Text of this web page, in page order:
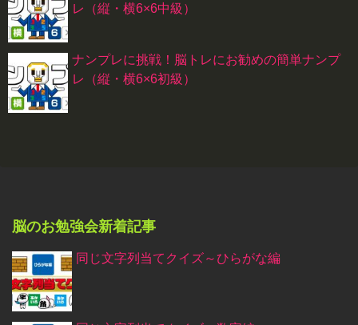
レ（縦・横6×6中級）
ナンプレに挑戦！脳トレにお勧めの簡単ナンプ
レ（縦・横6×6初級）
脳のお勉強会新着記事
同じ文字列当てクイズ～ひらがな編